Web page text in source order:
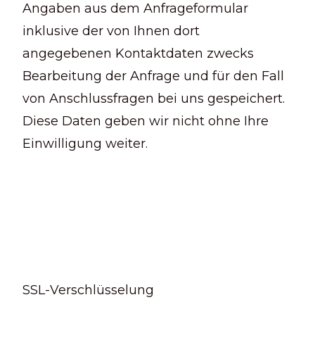
Angaben aus dem Anfrageformular
inklusive der von Ihnen dort
angegebenen Kontaktdaten zwecks
Bearbeitung der Anfrage und für den Fall
von Anschlussfragen bei uns gespeichert.
Diese Daten geben wir nicht ohne Ihre
Einwilligung weiter.
SSL-Verschlüsselung